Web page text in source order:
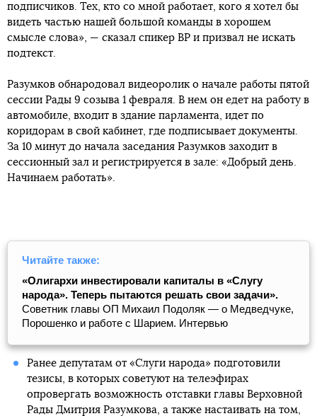
подписчиков. Тех, кто со мной работает, кого я хотел бы
видеть частью нашей большой команды в хорошем
смысле слова», — сказал спикер ВР и призвал не искать
подтекст.
Разумков обнародовал видеоролик о начале работы пятой
сессии Рады 9 созыва 1 февраля. В нем он едет на работу в
автомобиле, входит в здание парламента, идет по
коридорам в свой кабинет, где подписывает документы.
За 10 минут до начала заседания Разумков заходит в
сессионный зал и регистрируется в зале: «Добрый день.
Начинаем работать».
Читайте также:
«Олигархи инвестировали капиталы в «Слугу
народа». Теперь пытаются решать свои задачи».
Советник главы ОП Михаил Подоляк — о Медведчуке,
Порошенко и работе с Шарием. Интервью
Ранее депутатам от «Слуги народа» подготовили
тезисы, в которых советуют на телеэфирах
опровергать возможность отставки главы Верховной
Рады Дмитрия Разумкова, а также настаивать на том,